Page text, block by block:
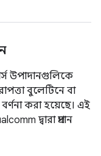
উপাদানগুলিকে
বুলেটিনে বা
করা হয়েছে। এই
দ্বারা প্রদান